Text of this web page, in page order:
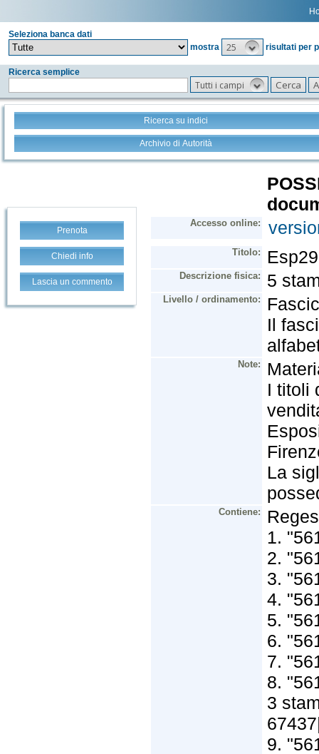
Seleziona banca dati
mostra
25 risultati per
Ricerca semplice
Tutti i campi
Ricerca su indici
Archivio di Autorità
Prenota
Chiedi info
Lascia un commento